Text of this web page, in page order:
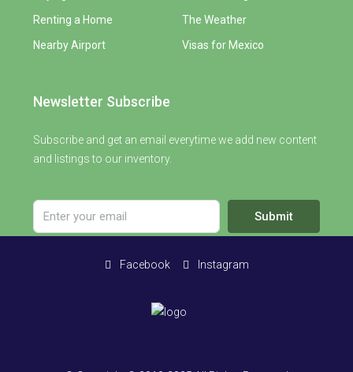
Renting a Home
Nearby Airport
The Weather
Visas for Mexico
Newsletter Subscribe
Subscribe and get an email everytime we add new content
and listings to our inventory.
Submit
Facebook Instagram